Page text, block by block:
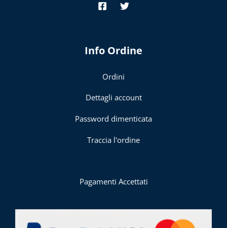
Info Ordine
Ordini
Dettagli account
Password dimenticata
Traccia l'ordine
Pagamenti Accettati